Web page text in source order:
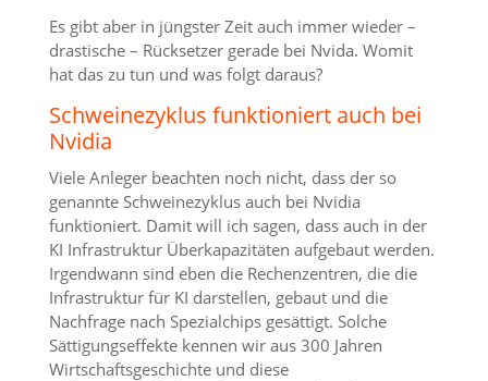
Es gibt aber in jüngster Zeit auch immer wieder –
drastische – Rücksetzer gerade bei Nvida. Womit
hat das zu tun und was folgt daraus?
Schweinezyklus funktioniert auch bei
Nvidia
Viele Anleger beachten noch nicht, dass der so
genannte Schweinezyklus auch bei Nvidia
funktioniert. Damit will ich sagen, dass auch in der
KI Infrastruktur Überkapazitäten aufgebaut werden.
Irgendwann sind eben die Rechenzentren, die die
Infrastruktur für KI darstellen, gebaut und die
Nachfrage nach Spezialchips gesättigt. Solche
Sättigungseffekte kennen wir aus 300 Jahren
Wirtschaftsgeschichte und diese